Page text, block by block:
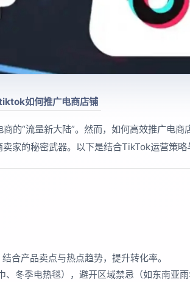
如何推广电商店铺
的“流量新大陆”。然而，如何高效推广电商
家的秘密武器。以下是结合TikTok运营策略
合产品卖点与热点趋势，提升转化率。
冬季电热毯），避开区域禁忌（如东南亚雨